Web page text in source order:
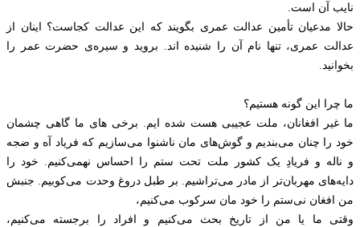
نایب آن است.
حالا مدعیان تأمین عدالت عمری بگویند که این عدالت کجاست؟ اینان از
عدالت عمری، تنها نام آن را شنیده اند. بروید و سیره‌ی حضرت عمر را
بخوانید.
ما چرا این گونه هستیم؟
ما غیر افغانان، ملت عجیبی هست شده ایم. برخی های ما گاهی چشمان
خود را چنان می‌بندیم و‌ گوش‌های مان ناشنوا می‌سازیم که فریاد آه و ضجه
و ناله و فریادِ یک کشور ملت تحت ستم را احساس نهمی‌کنیم. خود را
دایه‌های مهربان‌تر از مادر می‌تراشیم. بر طبل دروغ وحدت می‌کوبیم. جنبش
من افغان نی‌ستم را خود مان سرکوب می‌کنیم،
وقتی ما یا من از تاریخ بحث می‌کنیم و افراد را برجسته می‌کنیم،